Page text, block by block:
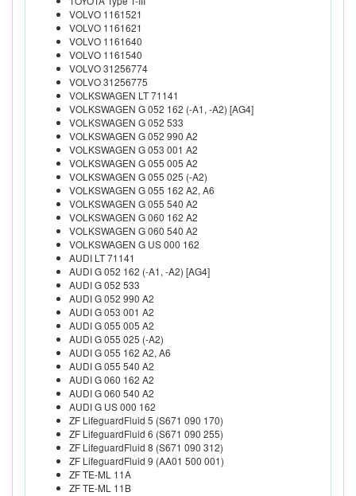
VOLVO 1161521
VOLVO 1161621
VOLVO 1161640
VOLVO 1161540
VOLVO 31256774
VOLVO 31256775
VOLKSWAGEN LT 71141
VOLKSWAGEN G 052 162 (-A1, -A2) [AG4]
VOLKSWAGEN G 052 533
VOLKSWAGEN G 052 990 A2
VOLKSWAGEN G 053 001 A2
VOLKSWAGEN G 055 005 A2
VOLKSWAGEN G 055 025 (-A2)
VOLKSWAGEN G 055 162 A2, A6
VOLKSWAGEN G 055 540 A2
VOLKSWAGEN G 060 162 A2
VOLKSWAGEN G 060 540 A2
VOLKSWAGEN G US 000 162
AUDI LT 71141
AUDI G 052 162 (-A1, -A2) [AG4]
AUDI G 052 533
AUDI G 052 990 A2
AUDI G 053 001 A2
AUDI G 055 005 A2
AUDI G 055 025 (-A2)
AUDI G 055 162 A2, A6
AUDI G 055 540 A2
AUDI G 060 162 A2
AUDI G 060 540 A2
AUDI G US 000 162
ZF LifeguardFluid 5 (S671 090 170)
ZF LifeguardFluid 6 (S671 090 255)
ZF LifeguardFluid 8 (S671 090 312)
ZF LifeguardFluid 9 (AA01 500 001)
ZF TE-ML 11A
ZF TE-ML 11B